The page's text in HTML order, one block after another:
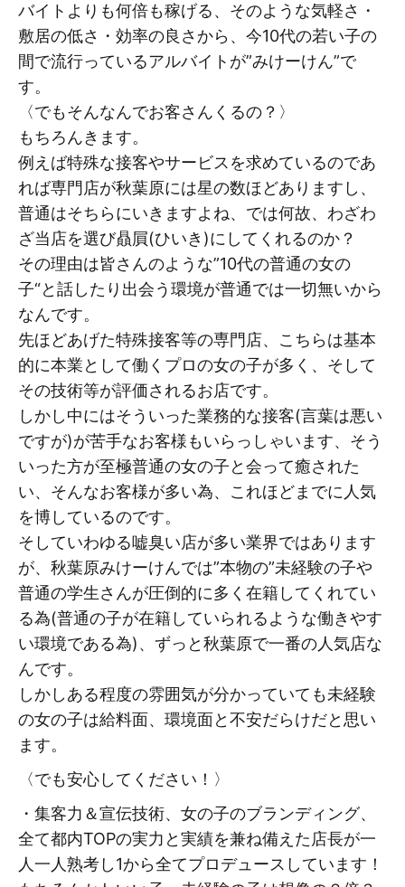
バイトよりも何倍も稼げる、そのような気軽さ・
敷居の低さ・効率の良さから、今10代の若い子の
間で流行っているアルバイトが”みけーけん”で
す。
〈でもそんなんでお客さんくるの？〉
もちろんきます。
例えば特殊な接客やサービスを求めているのであ
れば専門店が秋葉原には星の数ほどありますし、
普通はそちらにいきますよね、では何故、わざわ
ざ当店を選び贔屓(ひいき)にしてくれるのか？
その理由は皆さんのような”10代の普通の女の
子“と話したり出会う環境が普通では一切無いから
なんです。
先ほどあげた特殊接客等の専門店、こちらは基本
的に本業として働くプロの女の子が多く、そして
その技術等が評価されるお店です。
しかし中にはそういった業務的な接客(言葉は悪い
ですが)が苦手なお客様もいらっしゃいます、そう
いった方が至極普通の女の子と会って癒された
い、そんなお客様が多い為、これほどまでに人気
を博しているのです。
そしていわゆる嘘臭い店が多い業界ではあります
が、秋葉原みけーけんでは”本物の”未経験の子や
普通の学生さんが圧倒的に多く在籍してくれてい
る為(普通の子が在籍していられるような働きやす
い環境である為)、ずっと秋葉原で一番の人気店な
んです。
しかしある程度の雰囲気が分かっていても未経験
の女の子は給料面、環境面と不安だらけだと思い
ます。
〈でも安心してください！〉
・集客力＆宣伝技術、女の子のブランディング、
全て都内TOPの実力と実績を兼ね備えた店長が一
人一人熟考し1から全てプロデュースしています！